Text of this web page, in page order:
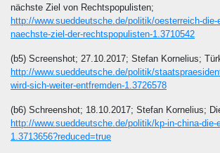
nächste Ziel von Rechtspopulisten;
http://www.sueddeutsche.de/politik/oesterreich-die-
naechste-ziel-der-rechtspopulisten-1.3710542
(b5) Screenshot; 27.10.2017; Stefan Kornelius;
http://www.sueddeutsche.de/politik/
wird-sich-weiter-entfremden-1.3726578
(b6) Schreenshot; 18.10.2017; Stefan Kornelius;
http://www.sueddeutsche.de/politik/kp-in-china-die-
1.3713656?reduced=true